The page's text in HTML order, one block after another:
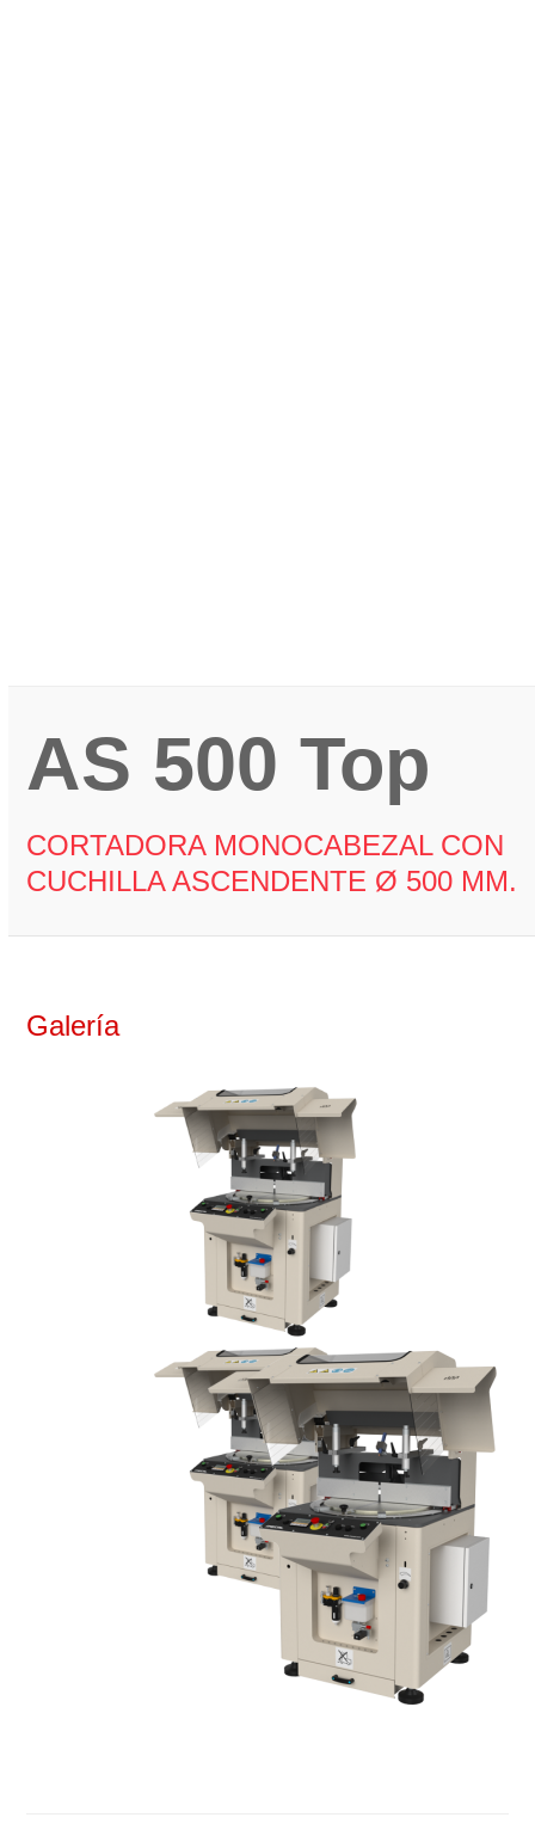
AS 500 Top
CORTADORA MONOCABEZAL CON
CUCHILLA ASCENDENTE Ø 500 MM.
Galería